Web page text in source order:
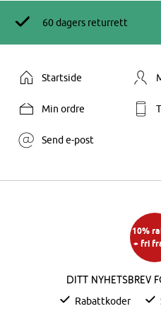
60 dagers returrett
Startside
Min ordre
Send e-post
10%
+ fri
Ditt nyhetsbrev
Rabattkoder